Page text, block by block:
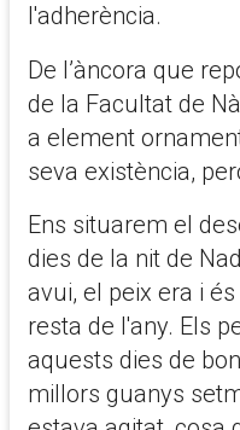
l'adherència.
De l’àncora que
de la Facultat de
a element
seva existència,
Ens situarem el
dies de la nit de
avui, el peix era i
resta de l'any. Els
aquests dies de
millors guanys